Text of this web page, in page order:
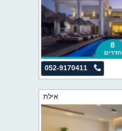
8
חדרים
052-9170411
אילת